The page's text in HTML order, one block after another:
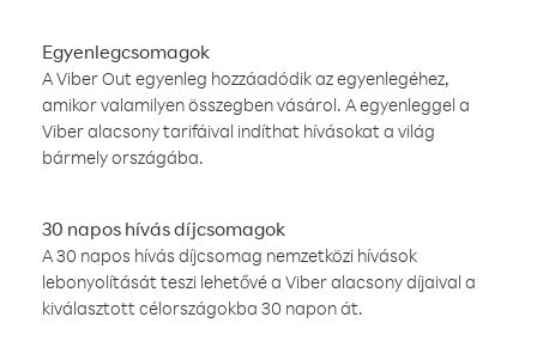
Egyenlegcsomagok
A Viber Out egyenleg hozzáadódik az egyenlegéhez,
amikor valamilyen összegben vásárol. A egyenleggel a
Viber alacsony tarifáival indíthat hívásokat a világ
bármely országába.
30 napos hívás díjcsomagok
A 30 napos hívás díjcsomag nemzetközi hívások
lebonyolítását teszi lehetővé a Viber alacsony díjaival a
kiválasztott célországokba 30 napon át.